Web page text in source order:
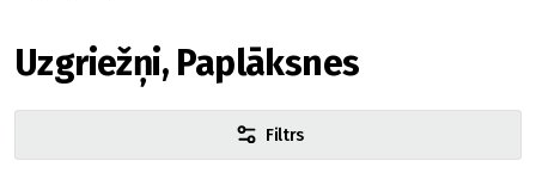
Uzgriežņi, Paplāksnes
Filtrs